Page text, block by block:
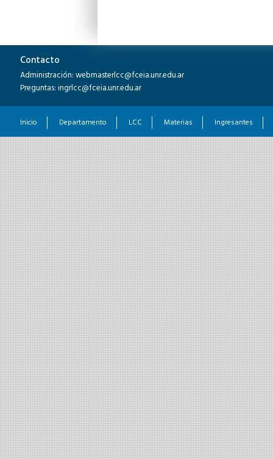
Contacto
Administración: webmasterlcc@fceia.unr.edu.ar
Preguntas: ingrlcc@fceia.unr.edu.ar
Inicio Departamento LCC Materias Ingresantes